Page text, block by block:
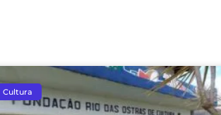
Cultura